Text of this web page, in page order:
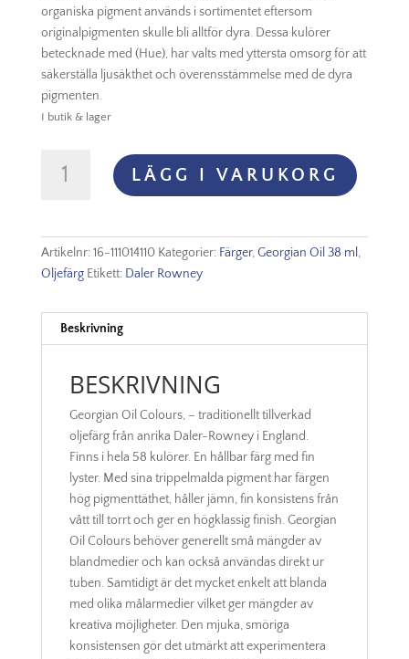
organiska pigment används i sortimentet eftersom
originalpigmenten skulle bli alltför dyra. Dessa kulörer
betecknade med (Hue), har valts med yttersta omsorg för att
säkerställa ljusäkthet och överensstämmelse med de dyra
pigmenten.
I butik & lager
Cobalt
Blue
mängd
LÄGG I VARUKORG
Artikelnr:16-111014110 Kategorier: Färger,Georgian Oil 38 ml,
Oljefärg Etikett: Daler Rowney
Beskrivning
BESKRIVNING
Georgian Oil Colours, – traditionellt tillverkad
oljefärg från anrika Daler-Rowney i England.
Finns i hela 58 kulörer. En hållbar färg med fin
lyster. Med sina trippelmalda pigment har färgen
hög pigmenttäthet, håller jämn, fin konsistens från
vått till torrt och ger en högklassig finish. Georgian
Oil Colours behöver generellt små mängder av
blandmedier och kan också användas direkt ur
tuben. Samtidigt är det mycket enkelt att blanda
med olika målarmedier vilket ger mängder av
kreativa möjligheter. Den mjuka, smöriga
konsistensen gör det utmärkt att experimentera